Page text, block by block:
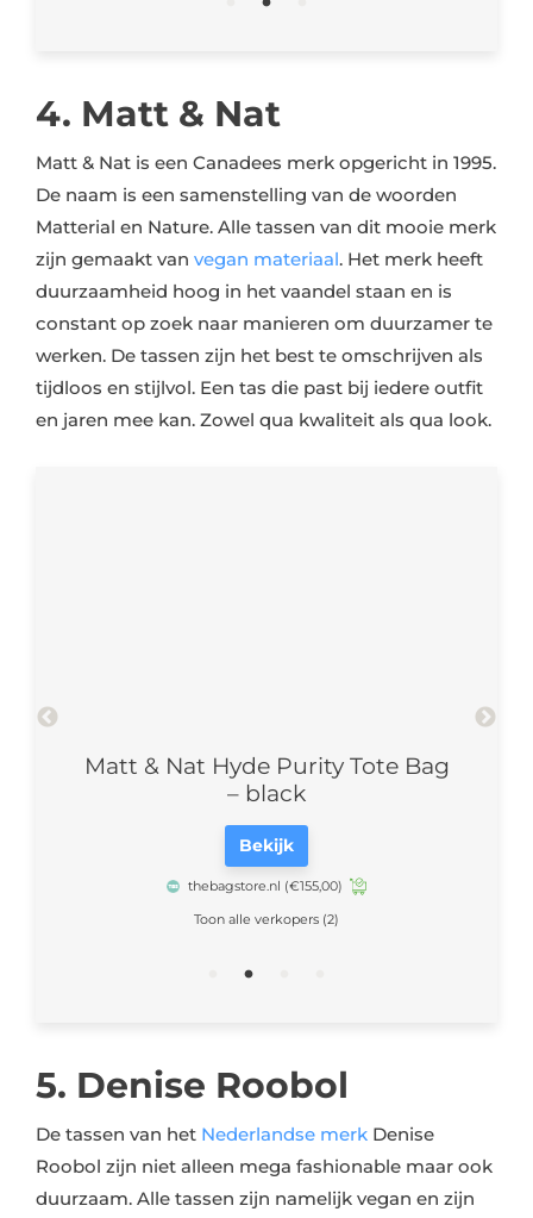
4. Matt & Nat
Matt & Nat is een Canadees merk opgericht in 1995.
De naam is een samenstelling van de woorden
Matterial en Nature. Alle tassen van dit mooie merk
zijn gemaakt van vegan materiaal. Het merk heeft
duurzaamheid hoog in het vaandel staan en is
constant op zoek naar manieren om duurzamer te
werken. De tassen zijn het best te omschrijven als
tijdloos en stijlvol. Een tas die past bij iedere outfit
en jaren mee kan. Zowel qua kwaliteit als qua look.
Matt & Nat Hyde Purity Tote Bag
– black
Bekijk
thebagstore.nl (€155,00)
Toon alle verkopers (2)
5. Denise Roobol
De tassen van het Nederlandse merk Denise
Roobol zijn niet alleen mega fashionable maar ook
duurzaam. Alle tassen zijn namelijk vegan en zijn